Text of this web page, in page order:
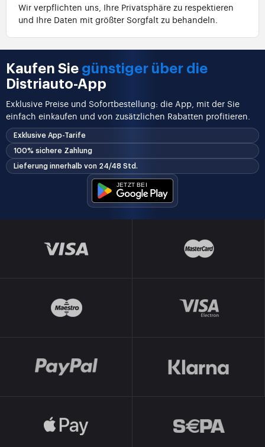
Wir verpflichten uns, Ihre Privatsphäre zu respektieren
und Ihre Daten mit größter Sorgfalt zu behandeln.
Kaufen Sie günstiger über die
Distriauto-App
Exklusive Preise und Sofortbestellung: die App, mit der Sie
einfach einkaufen und von zusätzlichen Rabatten profitieren.
Exklusive App-Tarife
100% sichere Zahlung
Lieferung innerhalb von 24/48 Std.